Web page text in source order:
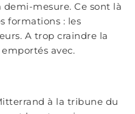
mesure. Ce sont là
formations : les
A trop craindre la
avec.
à la tribune du